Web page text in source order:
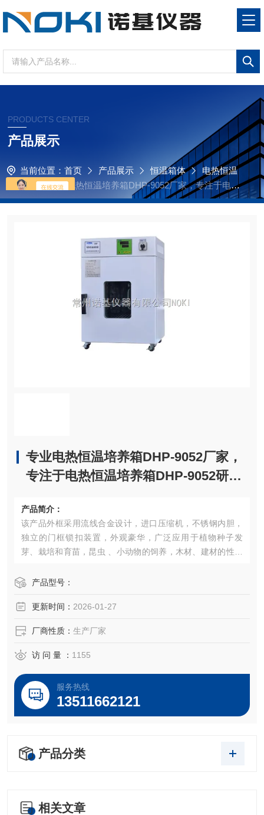
PRODUCTS CENTER
产品展示
当前位置： 首页 产品展示 恒温箱体
电热恒温
培养箱
专业电热恒温培养箱DHP-9052厂家，专注于电热
恒温培养箱DHP-9052研发生产
专业电热恒温培养箱DHP-9052厂家，
专注于电热恒温培养箱DHP-9052研发
产品简介：
该产品外框采用流线合金设计，进口压缩机，不锈钢内胆，
独立的门框锁扣装置，外观豪华，广泛应用于植物种子发
芽、栽培和育苗，昆虫 、小动物的饲养，木材、建材的性能
制）。产品型号：
更新时间： 2026-01-27
厂商性质： 生产厂家
访 问 量 ： 1155
服务热线
13511662121
产品分类
相关文章